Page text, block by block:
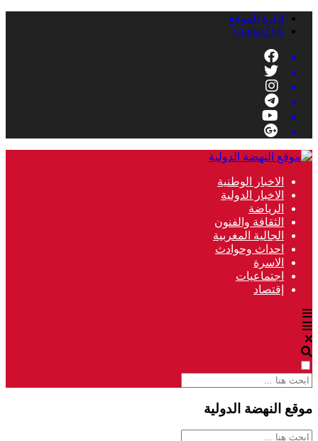
إدارة الموقع
Contact Us
الاخبار الوطنية
الاخبار الدولية
الرياضة
الثقافة والفنون
الجالية المغربية
احداث وحوادث
الاسرة
اجتماعيات
إقتصاد
موقع النهضة الدولية